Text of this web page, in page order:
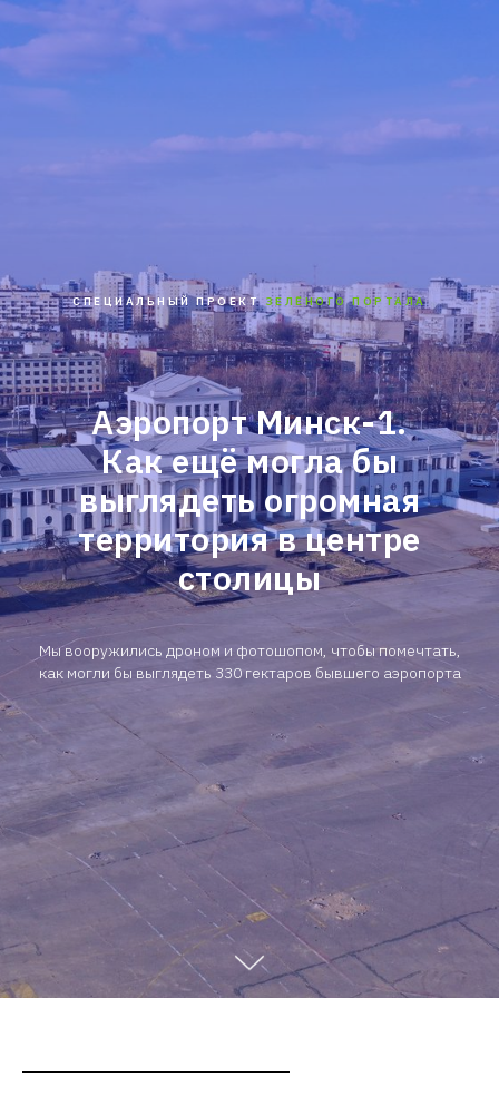
СПЕЦИАЛЬНЫЙ ПРОЕКТ ЗЕЛЁНОГО ПОРТАЛА
Аэропорт Минск-1.
Как ещё могла бы
выглядеть огромная
территория в центре
столицы
Мы вооружились дроном и фотошопом, чтобы помечтать,
как могли бы выглядеть 330 гектаров бывшего аэропорта